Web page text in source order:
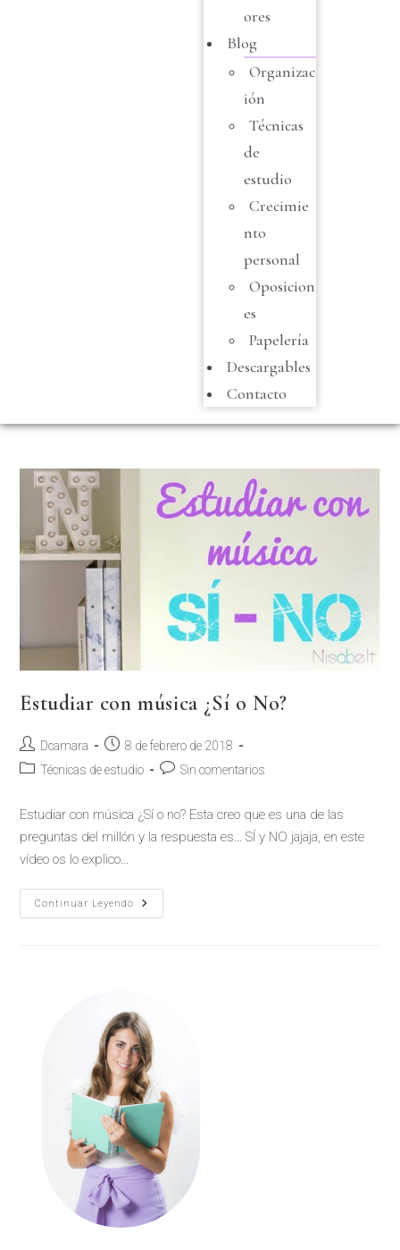
ores
Blog
Organizac
ión
Técnicas
de
estudio
Crecimie
nto
personal
Oposicion
es
Papelería
Descargables
Contacto
Estudiar con música ¿Sí o No?
Dcamara
8 de febrero de 2018
Técnicas de estudio
Sin comentarios
Estudiar con música ¿Sí o no? Esta creo que es una de las
preguntas del millón y la respuesta es... SÍ y NO jajaja, en este
vídeo os lo explico…
Continuar Leyendo